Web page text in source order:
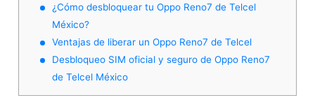
¿Cómo desbloquear tu Oppo Reno7 de Telcel
México?
Ventajas de liberar un Oppo Reno7 de Telcel
Desbloqueo SIM oficial y seguro de Oppo Reno7
de Telcel México